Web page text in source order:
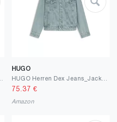
HUGO
HUGO Herren Dex Jeans_Jacket_L
75.37 €
Amazon